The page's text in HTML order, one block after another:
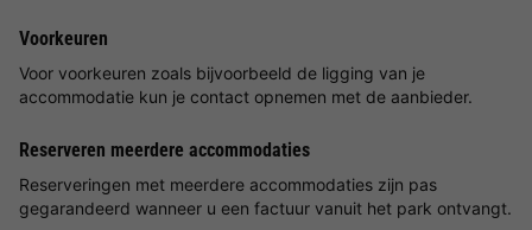
Voorkeuren
Voor voorkeuren zoals bijvoorbeeld de ligging van je
accommodatie kun je contact opnemen met de aanbieder.
Reserveren meerdere accommodaties
Reserveringen met meerdere accommodaties zijn pas
gegarandeerd wanneer u een factuur vanuit het park ontvangt.